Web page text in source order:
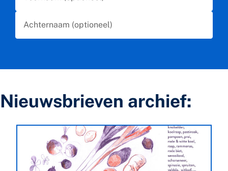
Last Name
Nieuwsbrieven archief: